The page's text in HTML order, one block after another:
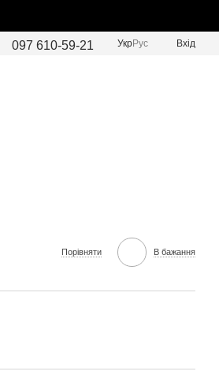
097 610-59-21 УкрРус Вхід
Порівняти В бажання